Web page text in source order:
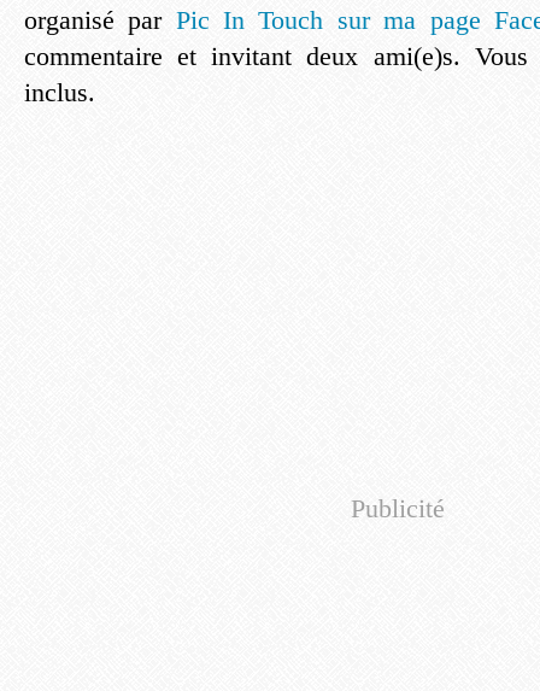
organisé par Pic In Touch sur ma page
commentaire et invitant deux ami(e)s. Vous
inclus.
Publicité